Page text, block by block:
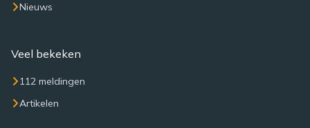
Nieuws
Veel bekeken
112 meldingen
Artikelen